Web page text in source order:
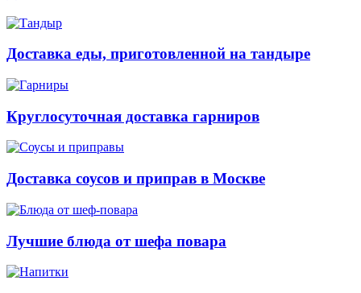
Доставка еды, приготовленной на тандыре
Круглосуточная доставка гарниров
Доставка соусов и приправ в Москве
Лучшие блюда от шефа повара